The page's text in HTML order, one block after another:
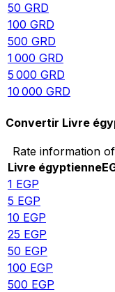
50 GRD
100 GRD
500 GRD
1 000 GRD
5 000 GRD
10 000 GRD
Convertir Livre
Rate information
Livre égyptienne
1 EGP
5 EGP
10 EGP
25 EGP
50 EGP
100 EGP
500 EGP